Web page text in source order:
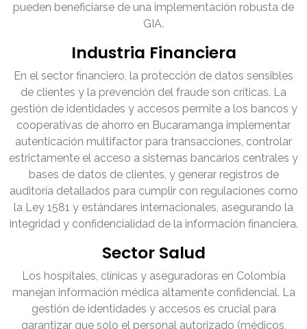
pueden beneficiarse de una implementación robusta de
GIA.
Industria Financiera
En el sector financiero, la protección de datos sensibles
de clientes y la prevención del fraude son críticas. La
gestión de identidades y accesos permite a los bancos y
cooperativas de ahorro en Bucaramanga implementar
autenticación multifactor para transacciones, controlar
estrictamente el acceso a sistemas bancarios centrales y
bases de datos de clientes, y generar registros de
auditoría detallados para cumplir con regulaciones como
la Ley 1581 y estándares internacionales, asegurando la
integridad y confidencialidad de la información financiera.
Sector Salud
Los hospitales, clínicas y aseguradoras en Colombia
manejan información médica altamente confidencial. La
gestión de identidades y accesos es crucial para
garantizar que solo el personal autorizado (médicos,